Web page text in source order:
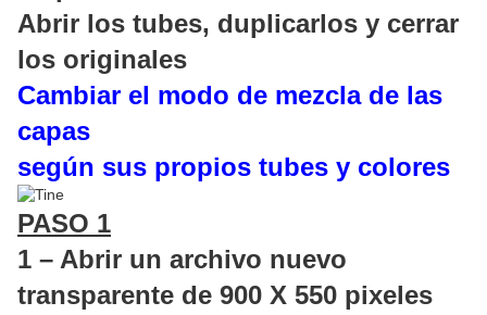
Abrir los tubes, duplicarlos y cerrar
los originales
Cambiar el modo de mezcla de las
capas
según sus propios tubes y colores
PASO 1
1 – Abrir un archivo nuevo
transparente de 900 X 550 pixeles